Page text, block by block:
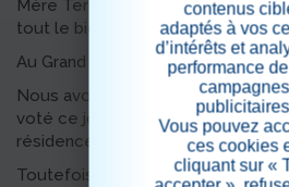
Mère Teresa proclamait que "nous
tout le bien qu'un simple sourire
Au Grand Clos nous ne le savons
Nous avons donc le plaisir de
voté ce jour, la fin du port du
résidence.
Toutefois en cas de symptomes
contenus
adaptés à vos
d’intérêts et
performance
campagnes
Vous pouvez
ces cookies
cliquant sur «